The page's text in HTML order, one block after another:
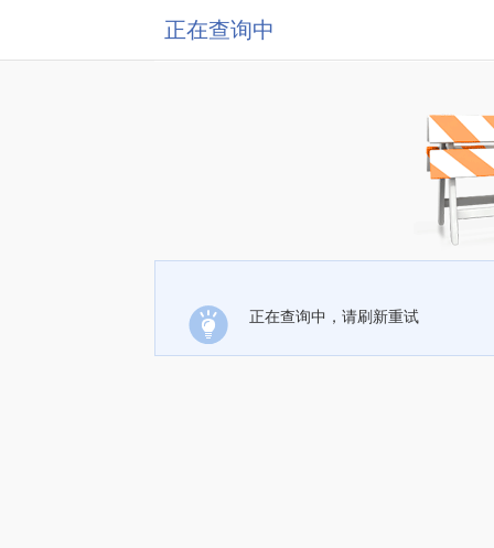
正在查询中
正在查询中，请刷新重试